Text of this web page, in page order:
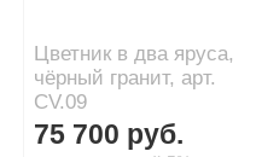
Цветник в два яруса,
чёрный гранит, арт.
CV.09
75 700 руб.